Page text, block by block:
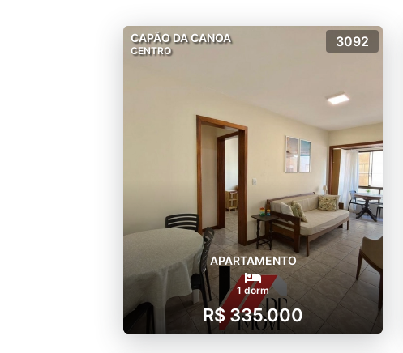
CAPÃO DA CANOA
CENTRO
3092
APARTAMENTO
1 dorm
R$ 335.000